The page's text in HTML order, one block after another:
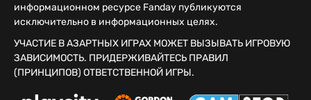
информационном ресурсе Fanday публикуются
исключительно в информационных целях.
УЧАСТИЕ В АЗАРТНЫХ ИГРАХ МОЖЕТ ВЫЗЫВАТЬ ИГРОВУЮ
ЗАВИСИМОСТЬ. ПРИДЕРЖИВАЙТЕСЬ ПРАВИЛ
(ПРИНЦИПОВ) ОТВЕТСТВЕННОЙ ИГРЫ.